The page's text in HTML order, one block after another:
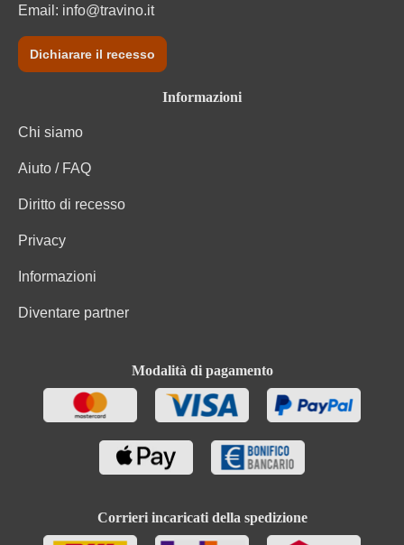
Email: info@travino.it
Dichiarare il recesso
Informazioni
Chi siamo
Aiuto / FAQ
Diritto di recesso
Privacy
Informazioni
Diventare partner
Modalità di pagamento
Corrieri incaricati della spedizione